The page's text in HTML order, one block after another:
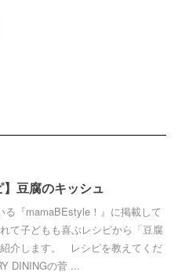
】豆腐のキッシュ
る『mamaBEstyle！』に掲載して
て子どもも喜ぶレシピから「豆腐
介します。 レシピを教えてくだ
DININGの菅 ...